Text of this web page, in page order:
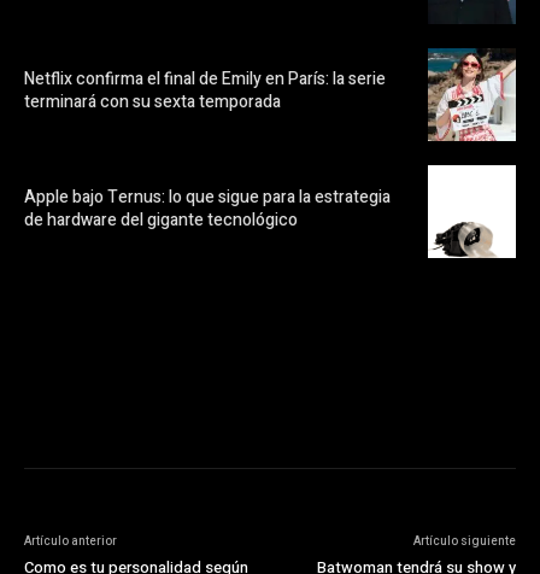
Netflix confirma el final de Emily en París: la serie
terminará con su sexta temporada
Apple bajo Ternus: lo que sigue para la estrategia
de hardware del gigante tecnológico
Artículo anterior
Como es tu personalidad según
Artículo siguiente
Batwoman tendrá su show y